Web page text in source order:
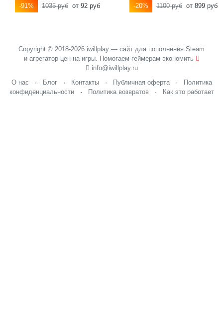
Строительство баз
-91% 1035 руб от 92 руб
-20%
1100 руб от 899 руб
Copyright © 2018-2026 iwillplay — сайт для пополнения Steam
и агрегатор цен на игры. Помогаем геймерам экономить
info@iwillplay.ru
О нас · Блог· Контакты· Публичная оферта· Политика
конфиденциальности· Политика возвратов· Как это работает